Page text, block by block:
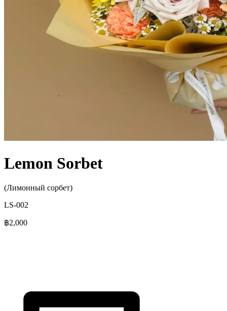
Lemon Sorbet
(Лимонный сорбет)
LS-002
฿2,000